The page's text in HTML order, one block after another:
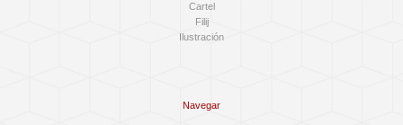
Cartel
Filij
Ilustración
Navegar